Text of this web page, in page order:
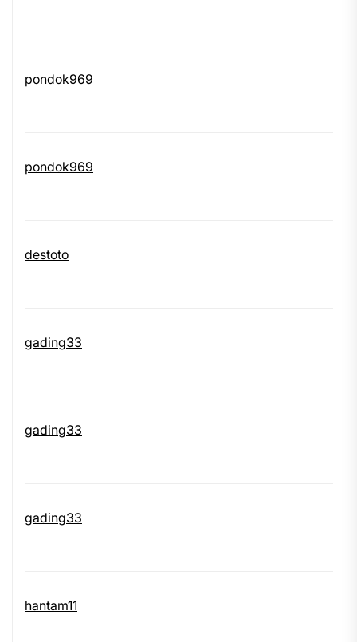
pondok969
pondok969
destoto
gading33
gading33
gading33
hantam11